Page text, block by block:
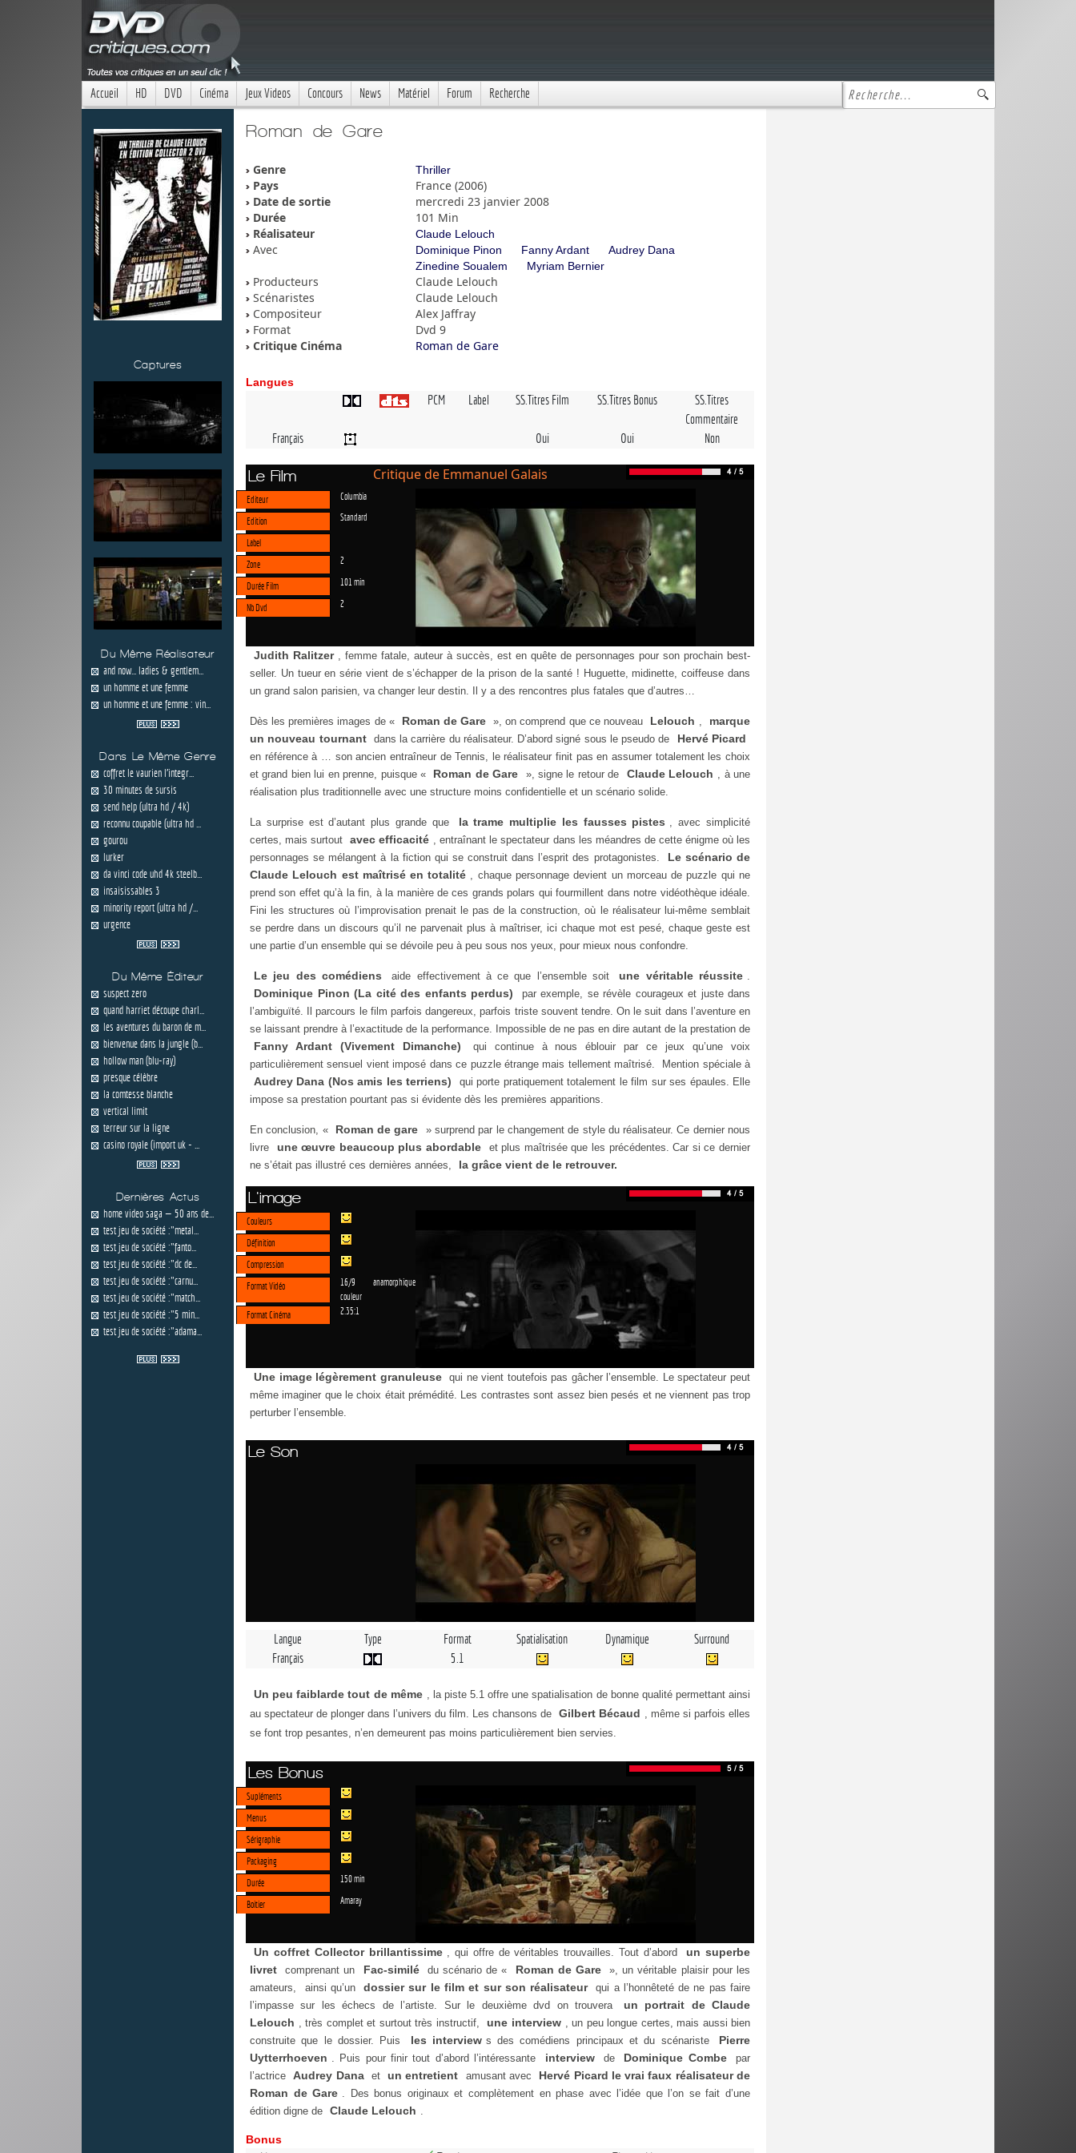
Accueil HD DVD Cinéma Jeux Videos Concours News Matériel Forum Recherche
Captures
Du Même Réalisateur
and now... ladies & gentlem...
un homme et une femme
un homme et une femme : vin...
Dans Le Même Genre
coffret le vaurien l'integr...
30 minutes de sursis
send help (ultra hd / 4k)
reconnu coupable (ultra hd ...
gourou
lurker
da vinci code uhd 4k steelb...
insaisissables 3
minority report (ultra hd /...
urgence
Du Même Éditeur
suspect zero
quand harriet découpe charl...
les aventures du baron de m...
bienvenue dans la jungle (b...
hollow man (blu-ray)
presque célèbre
la comtesse blanche
vertical limit
terreur sur la ligne
casino royale (import uk - ...
Dernières Actus
home video saga — 50 ans de...
test jeu de société :"metal...
test jeu de société :"fanto...
test jeu de société :"dc de...
test jeu de société :"carnu...
test jeu de société :"match...
test jeu de société :"5 min...
test jeu de société :"adama...
Roman de Gare
Genre Thriller
Pays
France (2006)
Date de sortie
mercredi 23 janvier 2008
Durée
101 Min
Réalisateur
Claude Lelouch
Avec Dominique Pinon Fanny Ardant
Audrey Dana
Zinedine Soualem
Myriam Bernier
Producteurs
Claude Lelouch
Scénaristes
Claude Lelouch
Compositeur
Alex Jaffray
Format
Dvd 9
Critique Cinéma
Roman de Gare
Langues
PCM Label SS.Titres Film SS.Titres Bonus
SS.Titres
Commentaire
Français
Oui Oui Non
Le Film Critique de Emmanuel Galais
Editeur Columbia
Edition Standard
Label
Zone
2
Durée Film 101 min
Nb Dvd 2
Judith Ralitzer
, femme fatale, auteur à succès, est en quête de personnages pour son prochain best-
seller. Un tueur en série vient de s’échapper de la prison de la santé ! Huguette, midinette, coiffeuse dans
un grand salon parisien, va changer leur destin. Il y a des rencontres plus fatales que d’autres…
Dès les premières images de « Roman de Gare », on comprend que ce nouveau Lelouch
marque
un nouveau tournant
dans la carrière du réalisateur. D’abord signé sous le pseudo de Hervé Picard
en référence à … son ancien entraîneur de Tennis, le réalisateur finit pas en assumer totalement les choix
et grand bien lui en prenne, puisque «
Roman de Gare », signe le retour de Claude Lelouch
, à une
réalisation plus traditionnelle avec une structure moins confidentielle et un scénario solide.
La surprise est d’autant plus grande que la trame multiplie les fausses pistes
, avec simplicité
certes, mais surtout
avec efficacité
, entraînant le spectateur dans les méandres de cette énigme où les
personnages se mélangent à la fiction qui se construit dans l’esprit des protagonistes.
Le scénario de
Claude Lelouch est maîtrisé en totalité
, chaque personnage devient un morceau de puzzle qui ne
prend son effet qu’à la fin, à la manière de ces grands polars qui fourmillent dans notre vidéothèque idéale.
Fini les structures où l’improvisation prenait le pas de la construction, où le réalisateur lui-même semblait
se perdre dans un discours qu’il ne parvenait plus à maîtriser, ici chaque mot est pesé, chaque geste est
une partie d’un ensemble qui se dévoile peu à peu sous nos yeux, pour mieux nous confondre.
Le jeu des comédiens aide effectivement à ce que l’ensemble soit une véritable réussite
Dominique Pinon (La cité des enfants perdus)
par exemple, se révèle courageux et juste dans
l’ambiguïté. Il parcours le film parfois dangereux, parfois triste souvent tendre. On le suit dans l’aventure en
se laissant prendre à l’exactitude de la performance. Impossible de ne pas en dire autant de la prestation de
Fanny Ardant (Vivement Dimanche)
qui continue à nous éblouir par ce jeux qu’une voix
particulièrement sensuel vient imposé dans ce puzzle étrange mais tellement maîtrisé. Mention spéciale à
Audrey Dana (Nos amis les terriens)
qui porte pratiquement totalement le film sur ses épaules. Elle
impose sa prestation pourtant pas si évidente dès les premières apparitions.
En conclusion, « Roman de gare
» surprend par le changement de style du réalisateur. Ce dernier nous
livre
une œuvre beaucoup plus abordable
et plus maîtrisée que les précédentes. Car si ce dernier
ne s’était pas illustré ces dernières années,
la grâce vient de le retrouver.
L'image
Couleurs
Définition
Compression
Format Vidéo
16/9 anamorphique
couleur
Format Cinéma
2.35:1
Une image légèrement granuleuse
qui ne vient toutefois pas gâcher l’ensemble. Le spectateur peut
même imaginer que le choix était prémédité. Les contrastes sont assez bien pesés et ne viennent pas trop
perturber l’ensemble.
Le Son
Langue Type Format Spatialisation Dynamique
Surround
Français
5.1
Un peu faiblarde tout de même
, la piste 5.1 offre une spatialisation de bonne qualité permettant ainsi
au spectateur de plonger dans l’univers du film. Les chansons de Gilbert Bécaud
, même si parfois elles
se font trop pesantes, n’en demeurent pas moins particulièrement bien servies.
Les Bonus
Supléments
Menus
Sérigraphie
Packaging
Durée
150 min
Boitier Amaray
Un coffret Collector brillantissime , qui offre de véritables trouvailles. Tout d’abord
un superbe
livret
comprenant un Fac-similé du scénario de « Roman de Gare
», un véritable plaisir pour les
amateurs, ainsi qu’un
dossier sur le film et sur son réalisateur
qui a l’honnêteté de ne pas faire
l’impasse sur les échecs de l’artiste. Sur le deuxième dvd on trouvera
un portrait de Claude
Lelouch
, très complet et surtout très instructif, une interview
, un peu longue certes, mais aussi bien
construite que le dossier. Puis
les interview s des comédiens principaux et du scénariste
Pierre
Uytterrhoeven
. Puis pour finir tout d’abord l’intéressante interview de Dominique Combe
par
l’actrice
Audrey Dana et un entretient amusant avec
Hervé Picard le vrai faux réalisateur de
Roman de Gare
. Des bonus originaux et complètement en phase avec l’idée que l’on se fait d’une
édition digne de Claude Lelouch
Bonus